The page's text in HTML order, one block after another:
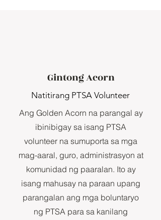
Gintong Acorn
Natitirang PTSA Volunteer
Ang Golden Acorn na parangal ay
ibinibigay sa isang PTSA
volunteer na sumuporta sa mga
mag-aaral, guro, administrasyon at
komunidad ng paaralan. Ito ay
isang mahusay na paraan upang
parangalan ang mga boluntaryo
ng PTSA para sa kanilang